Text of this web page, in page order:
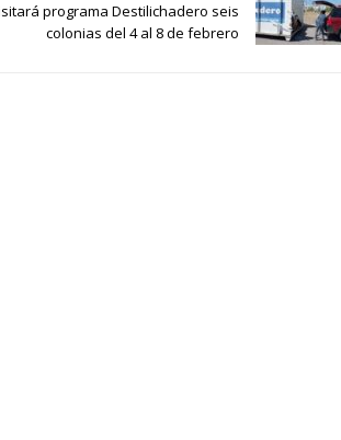
programa Destilichadero seis
colonias del 4 al 8 de febrero